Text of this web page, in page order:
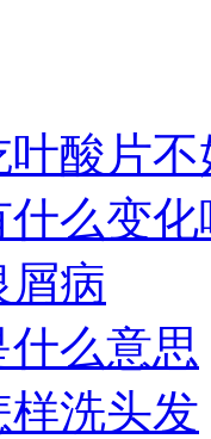
酸片不
么变化
屑病
么意思
洗头发